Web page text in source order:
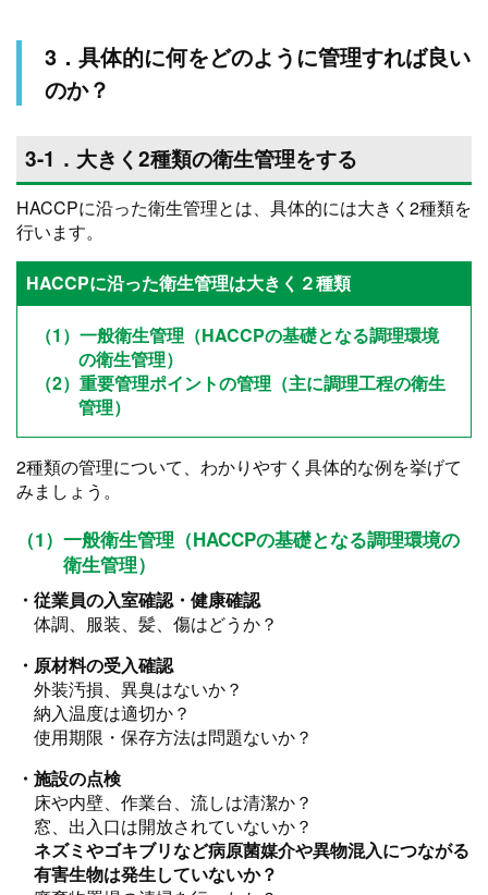
3．具体的に何をどのように管理すれば良い
のか？
3-1．大きく2種類の衛生管理をする
HACCPに沿った衛生管理とは、具体的には大きく2種類を
行います。
HACCPに沿った衛生管理は大きく２種類
（1）一般衛生管理（HACCPの基礎となる調理環境
の衛生管理）
（2）重要管理ポイントの管理（主に調理工程の衛生
管理）
2種類の管理について、わかりやすく具体的な例を挙げて
みましょう。
（1）一般衛生管理（HACCPの基礎となる調理環境の
衛生管理）
・従業員の入室確認・健康確認
体調、服装、髪、傷はどうか？
・原材料の受入確認
外装汚損、異臭はないか？
納入温度は適切か？
使用期限・保存方法は問題ないか？
・施設の点検
床や内壁、作業台、流しは清潔か？
窓、出入口は開放されていないか？
ネズミやゴキブリなど病原菌媒介や異物混入につながる
有害生物は発生していないか？